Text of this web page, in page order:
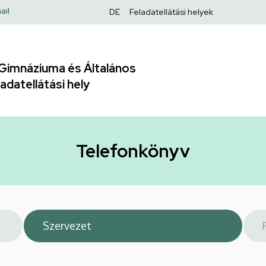
Felső
DE Feladatellátási helyek
és Általános
hely
Telefonkönyv